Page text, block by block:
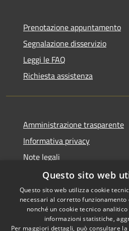
Prenotazione appuntamento
Segnalazione disservizio
Leggi le FAQ
Richiesta assistenza
Amministrazione trasparente
Informativa privacy
Note legali
Dichiarazione di accessibilità
RSS
Questo sito web
Questo sito web utilizza cookie
necessari al corretto funzionamento
nonché un cookie tecnico
informazioni statistiche,
Per maggiori dettagli, può consultare